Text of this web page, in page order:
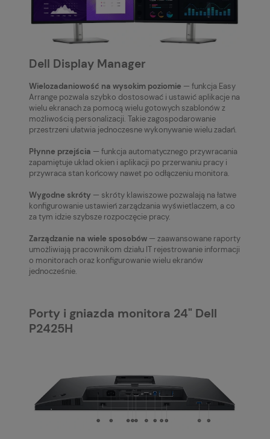
Dell Display Manager
Wielozadaniowość na wysokim poziomie — funkcja Easy
Arrange pozwala szybko dostosować i ustawić aplikacje na
wielu ekranach za pomocą wielu gotowych szablonów z
możliwością personalizacji. Takie zagospodarowanie
przestrzeni ułatwia jednoczesne wykonywanie wielu zadań.
Płynne przejścia — funkcja automatycznego przywracania
zapamiętuje układ okien i aplikacji po przerwaniu pracy i
przywraca stan końcowy nawet po odłączeniu monitora.
Wygodne skróty — skróty klawiszowe pozwalają na łatwe
konfigurowanie ustawień zarządzania wyświetlaczem, a co
za tym idzie szybsze rozpoczęcie pracy.
Zarządzanie na wiele sposobów — zaawansowane raporty
umożliwiają pracownikom działu IT rejestrowanie informacji
o monitorach oraz konfigurowanie wielu ekranów
jednocześnie.
Porty i gniazda monitora 24" Dell
P2425H